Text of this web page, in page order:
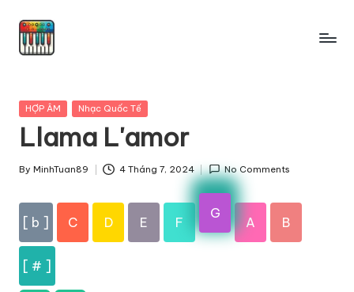
Skip
Posted
HỢP ÂM Nhạc Quốc Tế
Llama L'amor
Posted
By MinhTuan89 4 Tháng 7, 2024 No Comments
[ b ] C D E F
G
A B
[ # ]